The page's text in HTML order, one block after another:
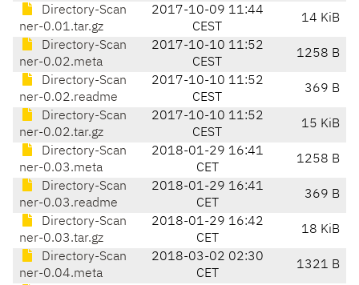
Directory-Scan
ner-0.01.tar.gz
2017-10-09 11:44
CEST
14 KiB
Directory-Scan
ner-0.02.meta
2017-10-10 11:52
CEST
1258 B
Directory-Scan
ner-0.02.readme
2017-10-10 11:52
CEST
369 B
Directory-Scan
ner-0.02.tar.gz
2017-10-10 11:52
CEST
15 KiB
Directory-Scan
ner-0.03.meta
2018-01-29 16:41
CET
1258 B
Directory-Scan
ner-0.03.readme
2018-01-29 16:41
CET
369 B
Directory-Scan
ner-0.03.tar.gz
2018-01-29 16:42
CET
18 KiB
Directory-Scan
ner-0.04.meta
2018-03-02 02:30
CET
1321 B